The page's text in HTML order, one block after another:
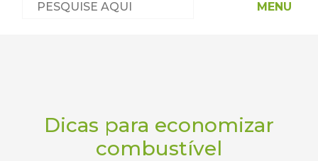
MENU
Dicas para economizar
combustível